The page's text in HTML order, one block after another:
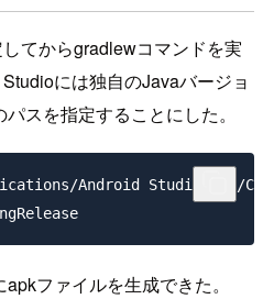
てからgradlewコマンドを実
には独自のJavaバージョ
スを指定することにした。
Android Studio.app/
ファイルを生成できた。